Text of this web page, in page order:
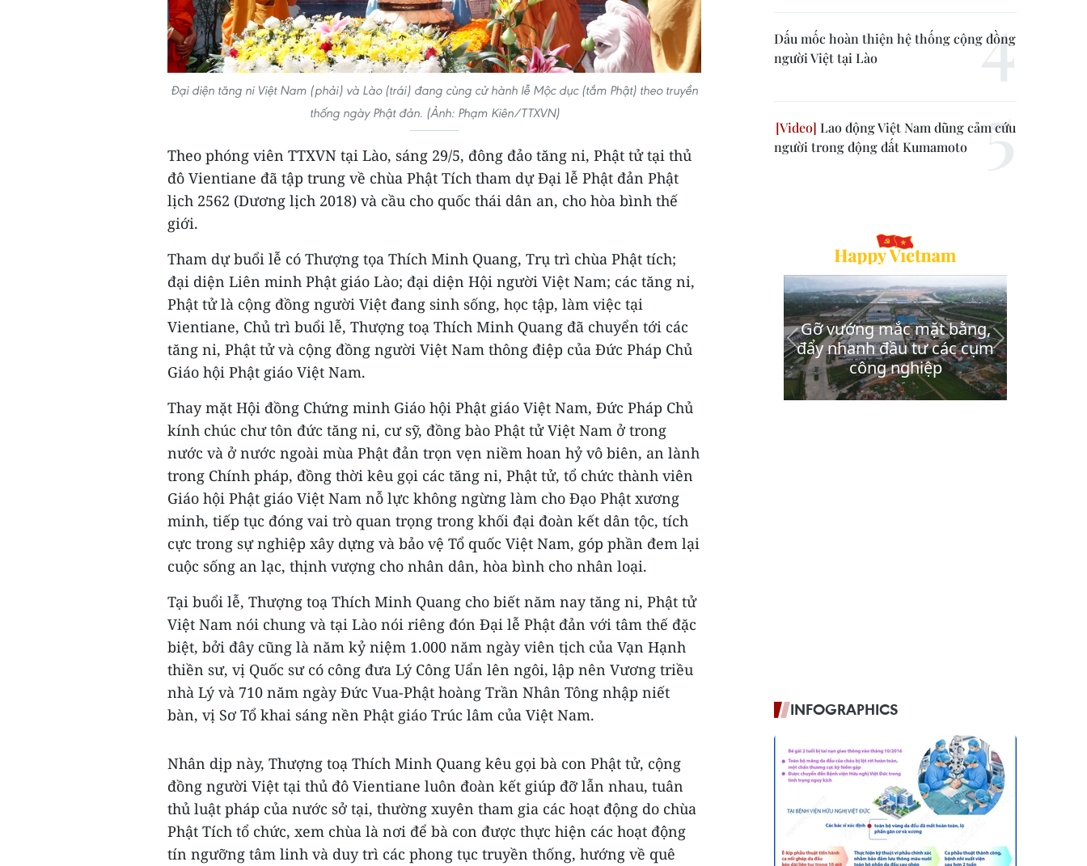
Đại diện tăng ni Việt Nam (phải) và Lào (trái) đang cùng cử hành lễ Mộc dục (tắm Phật) theo truyền
thống ngày Phật đản. (Ảnh: Phạm Kiên/TTXVN)
Theo phóng viên TTXVN tại Lào, sáng 29/5, đông đảo tăng ni, Phật tử tại thủ
đô Vientiane đã tập trung về chùa Phật Tích tham dự Đại lễ Phật đản Phật
lịch 2562 (Dương lịch 2018) và cầu cho quốc thái dân an, cho hòa bình thế
giới.
Tham dự buổi lễ có Thượng tọa Thích Minh Quang, Trụ trì chùa Phật tích;
đại diện Liên minh Phật giáo Lào; đại diện Hội người Việt Nam; các tăng ni,
Phật tử là cộng đồng người Việt đang sinh sống, học tập, làm việc tại
Vientiane, Chủ trì buổi lễ, Thượng toạ Thích Minh Quang đã chuyển tới các
tăng ni, Phật tử và cộng đồng người Việt Nam thông điệp của Đức Pháp Chủ
Giáo hội Phật giáo Việt Nam.
Thay mặt Hội đồng Chứng minh Giáo hội Phật giáo Việt Nam, Đức Pháp Chủ
kính chúc chư tôn đức tăng ni, cư sỹ, đồng bào Phật tử Việt Nam ở trong
nước và ở nước ngoài mùa Phật đản trọn vẹn niềm hoan hỷ vô biên, an lành
trong Chính pháp, đồng thời kêu gọi các tăng ni, Phật tử, tổ chức thành viên
Giáo hội Phật giáo Việt Nam nỗ lực không ngừng làm cho Đạo Phật xương
minh, tiếp tục đóng vai trò quan trọng trong khối đại đoàn kết dân tộc, tích
cực trong sự nghiệp xây dựng và bảo vệ Tổ quốc Việt Nam, góp phần đem lại
cuộc sống an lạc, thịnh vượng cho nhân dân, hòa bình cho nhân loại.
Tại buổi lễ, Thượng toạ Thích Minh Quang cho biết năm nay tăng ni, Phật tử
Việt Nam nói chung và tại Lào nói riêng đón Đại lễ Phật đản với tâm thế đặc
biệt, bởi đây cũng là năm kỷ niệm 1.000 năm ngày viên tịch của Vạn Hạnh
thiền sư, vị Quốc sư có công đưa Lý Công Uẩn lên ngôi, lập nên Vương triều
nhà Lý và 710 năm ngày Đức Vua-Phật hoàng Trần Nhân Tông nhập niết
bàn, vị Sơ Tổ khai sáng nền Phật giáo Trúc lâm của Việt Nam.
Nhân dịp này, Thượng toạ Thích Minh Quang kêu gọi bà con Phật tử, cộng
đồng người Việt tại thủ đô Vientiane luôn đoàn kết giúp đỡ lẫn nhau, tuân
thủ luật pháp của nước sở tại, thường xuyên tham gia các hoạt động do chùa
Phật Tích tổ chức, xem chùa là nơi để bà con được thực hiện các hoạt động
tín ngưỡng tâm linh và duy trì các phong tục truyền thống, hướng về quê
Dấu mốc hoàn thiện hệ thống cộng đồng
người Việt tại Lào
Lao động Việt Nam dũng cảm cứu
người trong động đất Kumamoto
INFOGRAPHICS